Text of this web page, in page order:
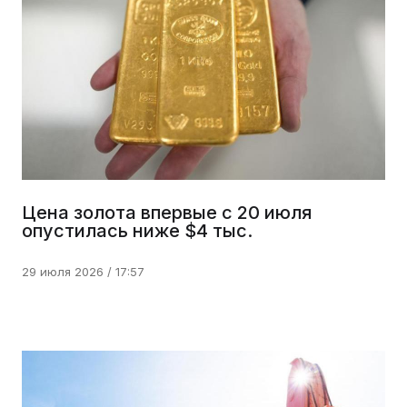
Цена золота впервые с 20 июля
опустилась ниже $4 тыс.
29 июля 2026 / 17:57